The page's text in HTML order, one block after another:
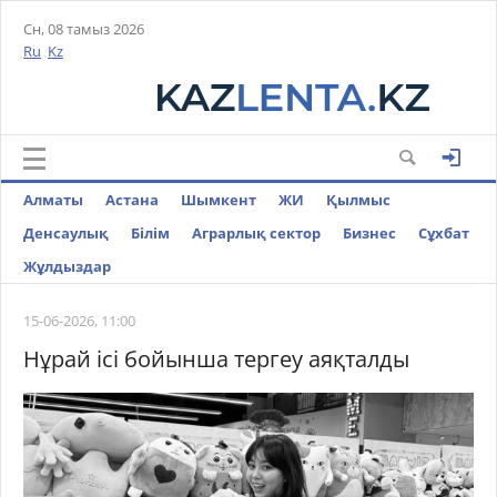
Сн, 08 тамыз 2026
Ru Kz
Алматы Астана Шымкент ЖИ
Қылмыс
Денсаулық
Білім Аграрлық сектор Бизнес
Cұхбат
Жұлдыздар
15-06-2026, 11:00
Нұрай ісі бойынша тергеу аяқталды